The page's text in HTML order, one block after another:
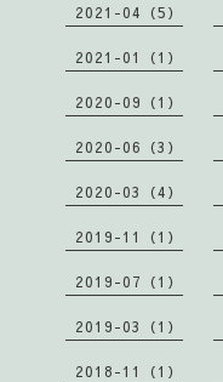
2021-04（5）
2021-01（1）
2020-09（1）
2020-06（3）
2020-03（4）
2019-11（1）
2019-07（1）
2019-03（1）
2018-11（1）